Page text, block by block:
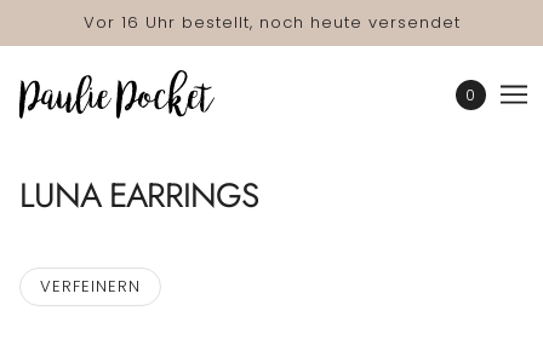
Vor 16 Uhr bestellt, noch heute versendet
0
LUNA EARRINGS
VERFEINERN